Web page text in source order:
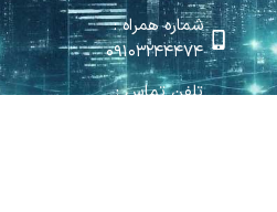
شماره همراه :
۰۹۱۰۳۲۴۴۴۷۴
تلفن تماس :